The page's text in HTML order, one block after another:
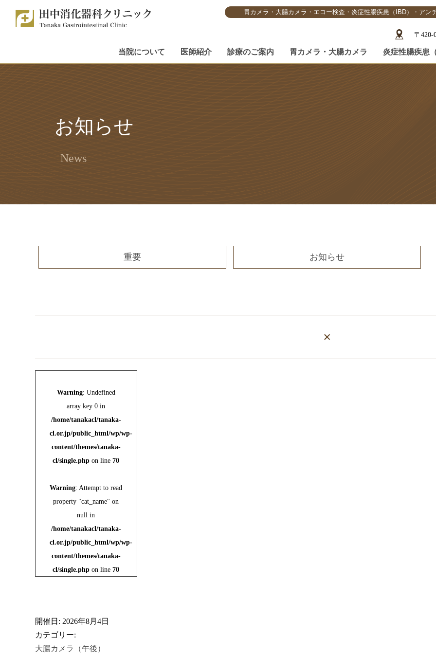
胃カメラ・大腸カメラ・エコー検査・炎症性腸疾患（IBD）・ア
〒420-
当院について 医師紹介 診療のご案内 胃カメラ・大腸カメラ 炎症性腸疾患
お知らせ
News
重要 お知らせ
×
Warning: Undefined
array key 0 in
/home/tanakacl/tanaka-
cl.or.jp/public_html/wp/wp-
content/themes/tanaka-
cl/single.php on line70
Warning: Attempt to read
property "cat_name" on
null in
/home/tanakacl/tanaka-
cl.or.jp/public_html/wp/wp-
content/themes/tanaka-
cl/single.php on line70
開催日: 2026年8月4日
カテゴリー:
大腸カメラ（午後）